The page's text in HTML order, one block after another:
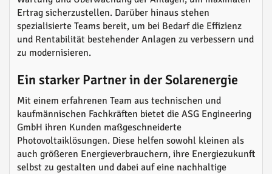
Ertrag sicherzustellen. Darüber hinaus stehen
spezialisierte Teams bereit, um bei Bedarf die Effizienz
und Rentabilität bestehender Anlagen zu verbessern und
zu modernisieren.
Ein starker Partner in der Solarenergie
Mit einem erfahrenen Team aus technischen und
kaufmännischen Fachkräften bietet die ASG Engineering
GmbH ihren Kunden maßgeschneiderte
Photovoltaiklösungen. Diese helfen sowohl kleinen als
auch größeren Energieverbrauchern, ihre Energiezukunft
selbst zu gestalten und dabei auf eine nachhaltige